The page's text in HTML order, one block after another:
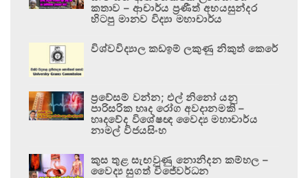
කතාව – ආචාර්ය ප්‍රණීත් අභයසුන්දර
හිටපු මානව විද්‍යා මහාචාර්ය
විශ්වවිද්‍යාල කඩඉම් ලකුණු නිකුත් කෙරේ
ප්‍රවේසම් වන්න; එල් නිනෝ යනු
පාරිසරික හෘද රෝග අවදානමකි –
හෘදවේද විශේෂඥ වෛද්‍ය මහාචාර්ය
නාමල් විජයසිංහ
කුස තුළ සැඟවුණු නොනිදන කම්හල –
වෛද්‍ය සුගත් විජේවර්ධන